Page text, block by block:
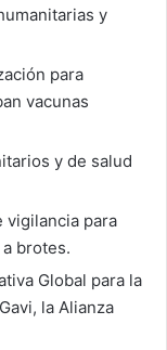
y
para
vacunas
y de salud
vigilancia para
brotes.
Global para la
la Alianza